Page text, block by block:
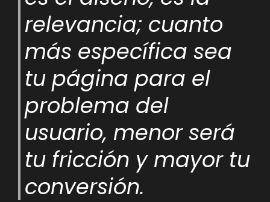
relevancia; cuanto
más específica sea
tu página para el
problema del
usuario, menor será
tu fricción y mayor tu
conversión.